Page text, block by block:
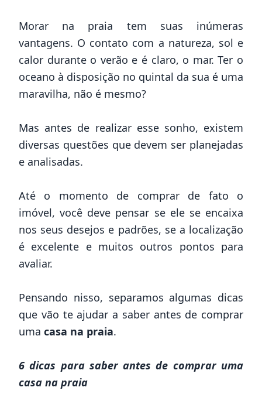
Morar na praia tem suas inúmeras
vantagens. O contato com a natureza, sol e
calor durante o verão e é claro, o mar. Ter o
oceano à disposição no quintal da sua é uma
maravilha, não é mesmo?
Mas antes de realizar esse sonho, existem
diversas questões que devem ser planejadas
e analisadas.
Até o momento de comprar de fato o
imóvel, você deve pensar se ele se encaixa
nos seus desejos e padrões, se a localização
é excelente e muitos outros pontos para
avaliar.
Pensando nisso, separamos algumas dicas
que vão te ajudar a saber antes de comprar
uma casa na praia.
6 dicas para saber antes de comprar uma
casa na praia